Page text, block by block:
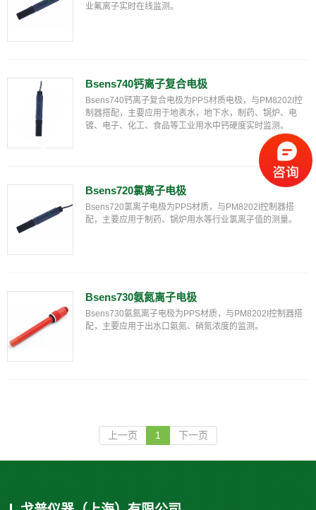
业氟离子实时在线监测。
Bsens740钙离子复合电极
Bsens740钙离子复合电极为PPS材质电极，与PM8202I控
制器搭配，主要应用于地表水，地下水，制药、锅炉、电
镀、电子、化工、食品等工业用水中钙硬度实时监测。
Bsens720氯离子电极
Bsens720氯离子电极为PPS材质，与PM8202I控制器搭
配，主要应用于制药、锅炉用水等行业氯离子值的测量。
Bsens730氨氮离子电极
Bsens730氨氮离子电极为PPS材质，与PM8202I控制器搭
配，主要应用于出水口氨氮、硝氮浓度的监测。
上一页 1 下一页